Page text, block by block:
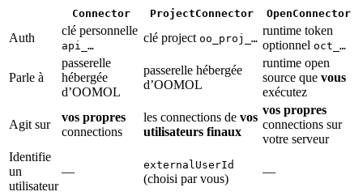
Connector ProjectConnector OpenConnector
Auth
clé personnelle
api_…
clé project oo_proj_…
runtime token
optionnel oct_…
Parle à
passerelle
hébergée
d’OOMOL
passerelle hébergée
d’OOMOL
runtime open
source que vous
exécutez
Agit sur
vos propres
connections
les connections de vos
utilisateurs finaux
vos propres
connections sur
votre serveur
Identifie
un
utilisateur
— externalUserId
(choisi par vous)
—